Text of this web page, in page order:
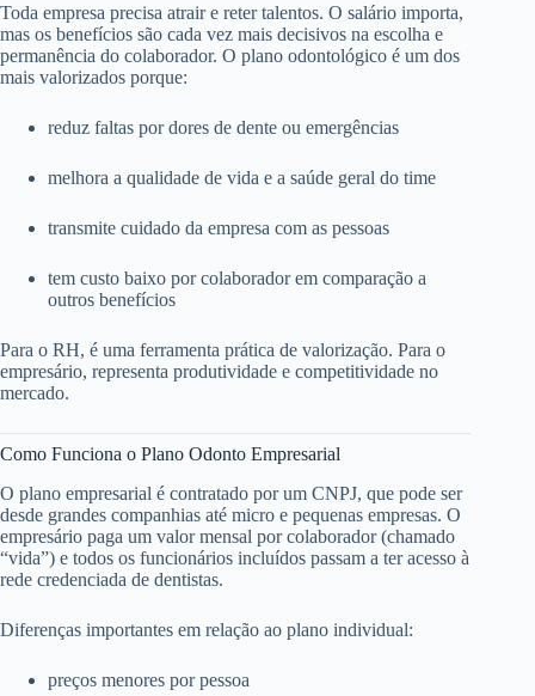
Toda empresa precisa atrair e reter talentos. O salário importa,
mas os benefícios são cada vez mais decisivos na escolha e
permanência do colaborador. O plano odontológico é um dos
mais valorizados porque:
reduz faltas por dores de dente ou emergências
melhora a qualidade de vida e a saúde geral do time
transmite cuidado da empresa com as pessoas
tem custo baixo por colaborador em comparação a
outros benefícios
Para o RH, é uma ferramenta prática de valorização. Para o
empresário, representa produtividade e competitividade no
mercado.
Como Funciona o Plano Odonto Empresarial
O plano empresarial é contratado por um CNPJ, que pode ser
desde grandes companhias até micro e pequenas empresas. O
empresário paga um valor mensal por colaborador (chamado
“vida”) e todos os funcionários incluídos passam a ter acesso à
rede credenciada de dentistas.
Diferenças importantes em relação ao plano individual:
preços menores por pessoa